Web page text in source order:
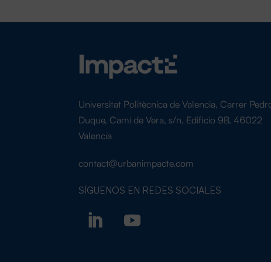
Universitat Politècnica de Valencia, Carrer
Duque, Camí de Vera, s/n, Edificio 9B, 46022
Valencia
contact@urbanimpacte.com
SÍGUENOS EN REDES SOCIALES